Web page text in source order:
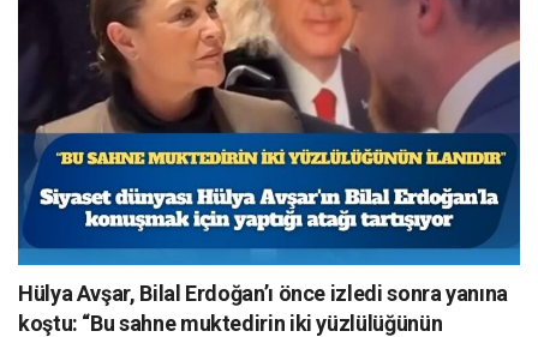
Hülya Avşar, Bilal Erdoğan’ı önce izledi sonra yanına
koştu: “Bu sahne muktedirin iki yüzlülüğünün